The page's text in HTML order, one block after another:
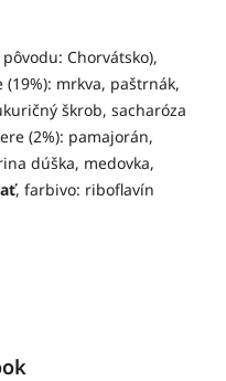
Chorvátsko),
mrkva, paštrnák,
škrob, sacharóza
(2%): pamajorán,
dúška, medovka,
, farbivo: riboflavín